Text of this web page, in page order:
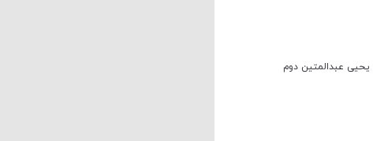
یحیی عبدالمتین دوم